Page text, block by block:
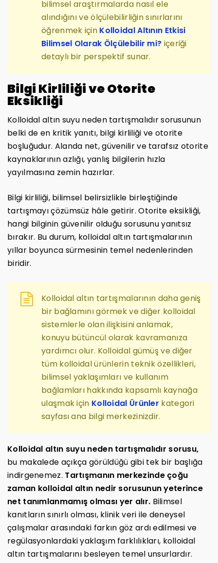
bilimsel araştırmalarda nasıl ele
alındığını ve ölçülebilirliğin sınırlarını
öğrenmek için Kolloidal Altının Etkisi
Bilimsel Olarak Ölçülebilir mi? içeriği
detaylı bir perspektif sunar.
Bilgi Kirliliği ve Otorite
Eksikliği
Kolloidal altın suyu neden tartışmalıdır sorusunun
belki de en kritik yanıtı, bilgi kirliliği ve otorite
boşluğudur. Alanda net, güvenilir ve tarafsız otorite
kaynaklarının azlığı, yanlış bilgilerin hızla
yayılmasına zemin hazırlar.
Bilgi kirliliği, bilimsel belirsizlikle birleştiğinde
tartışmayı çözümsüz hâle getirir. Otorite eksikliği,
hangi bilginin güvenilir olduğu sorusunu yanıtsız
bırakır. Bu durum, kolloidal altın tartışmalarının
yıllar boyunca sürmesinin temel nedenlerinden
biridir.
Kolloidal altın tartışmalarının daha geniş
bir bağlamını görmek ve diğer kolloidal
sistemlerle olan ilişkisini anlamak,
konuyu bütüncül olarak kavramanıza
yardımcı olur. Kolloidal gümüş ve diğer
tüm kolloidal ürünlerin teknik özellikleri,
bilimsel yaklaşımları ve kullanım
bağlamları hakkında kapsamlı kaynağa
ulaşmak için Kolloidal Ürünler kategori
sayfası ana bilgi merkezinizdir.
Kolloidal altın suyu neden tartışmalıdır sorusu,
bu makalede açıkça görüldüğü gibi tek bir başlığa
indirgenemez. Tartışmanın merkezinde çoğu
zaman kolloidal altın nedir sorusunun yeterince
net tanımlanmamış olması yer alır. Bilimsel
kanıtların sınırlı olması, klinik veri ile deneysel
çalışmalar arasındaki farkın göz ardı edilmesi ve
regülasyonlardaki yaklaşım farklılıkları, kolloidal
altın tartışmalarını besleyen temel unsurlardır.